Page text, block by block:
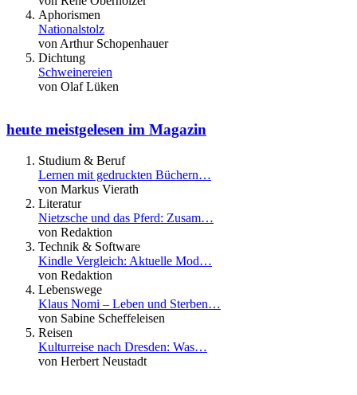
Aphorismen
Nationalstolz
von Arthur Schopenhauer
Dichtung
Schweinereien
von Olaf Lüken
heute meistgelesen im Magazin
Studium & Beruf
Lernen mit gedruckten Büchern…
von Markus Vierath
Literatur
Nietzsche und das Pferd: Zusam…
von Redaktion
Technik & Software
Kindle Vergleich: Aktuelle Mod…
von Redaktion
Lebenswege
Klaus Nomi – Leben und Sterben…
von Sabine Scheffeleisen
Reisen
Kulturreise nach Dresden: Was…
von Herbert Neustadt